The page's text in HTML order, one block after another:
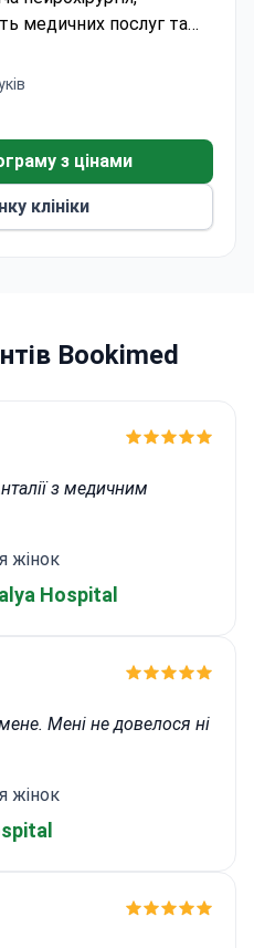
медичних послуг та
Commission
Великобританії та
SevenHills
з цінами
клініки
Bookimed
з медичним
жінок
Hospital
Мені не довелося ні
жінок